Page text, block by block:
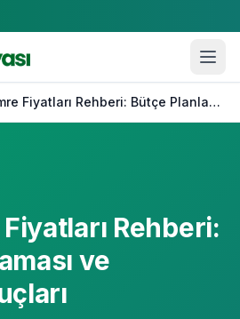
2026 Umre Fiyatları Rehberi: Bütçe Planlaması ve Tasarruf İpuçları
Rehberi:
ve